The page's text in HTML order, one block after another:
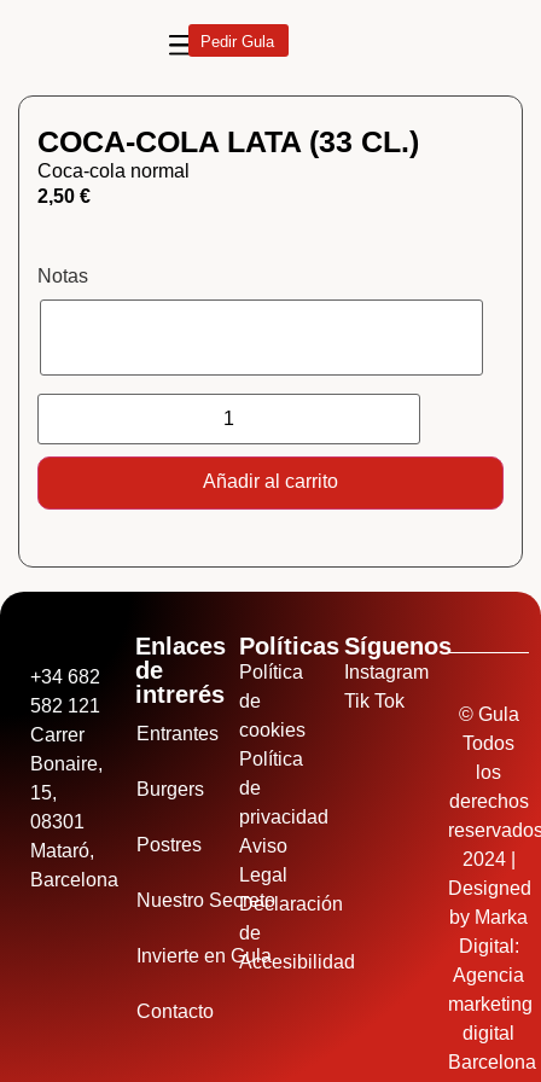
Pedir Gula
COCA-COLA LATA (33 CL.)
Coca-cola normal
2,50 €
Notas
Añadir al carrito
+34 682
582 121
Carrer
Bonaire,
15,
08301
Mataró,
Barcelona
Enlaces
de
intrerés
Entrantes
Burgers
Postres
Nuestro Secreto
Invierte en Gula
Contacto
Políticas
Política
de
cookies
Política
de
privacidad
Aviso
Legal
Declaración
de
Accesibilidad
Síguenos
Instagram
Tik Tok
© Gula
Todos
los
derechos
2024 |
Designed
by Marka
Digital:
Agencia
marketing
digital
Barcelona